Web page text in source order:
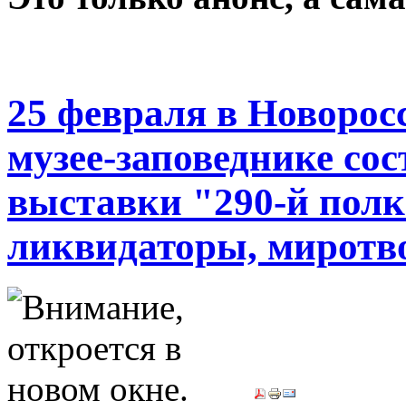
25 февраля в
музее-заповеднике
выставки "290-й
ликвидаторы,